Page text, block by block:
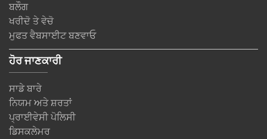
ਬਲੌਗ
ਖਰੀਦੋ ਤੇ ਵੇਚੋ
ਮੁਫਤ ਵੈਬਸਾਈਟ ਬਣਵਾਓ
ਹੋਰ ਜਾਣਕਾਰੀ
ਸਾਡੇ ਬਾਰੇ
ਨਿਯਮ ਅਤੇ ਸ਼ਰਤਾਂ
ਪ੍ਰਾਈਵੇਸੀ ਪੋਲਿਸੀ
ਡਿਸਕਲੇਮਰ